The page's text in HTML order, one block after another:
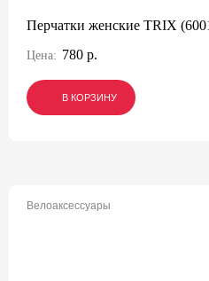
Перчатки женские TRIX
Цена: 780 р.
В КОРЗИНУ
В КОРЗИНУ
В КОРЗИНУ
Велоаксессуары